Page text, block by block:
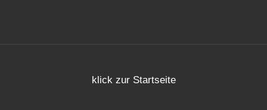
klick zur Startseite